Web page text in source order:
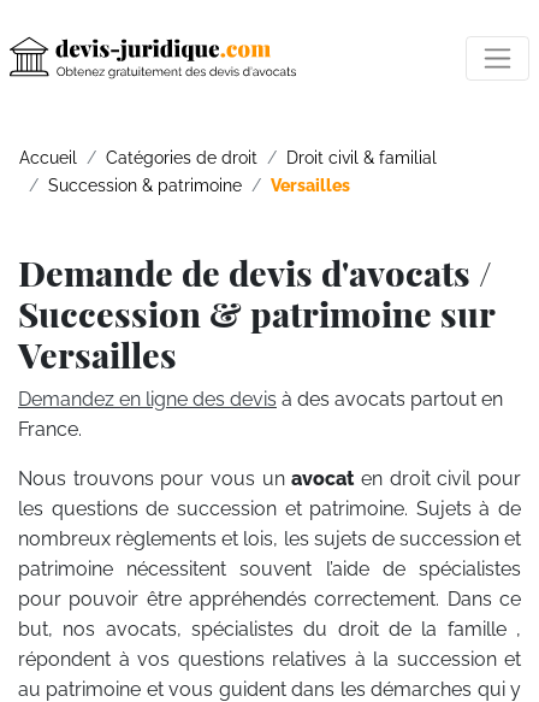
Accueil Catégories de droit
Droit civil & familial
Succession & patrimoine
Versailles
Demande de devis d'avocats /
Succession & patrimoine sur
Versailles
Demandez en ligne des devis à des avocats partout en
France.
Nous trouvons pour vous unavocaten droit civil pour
les questions de succession et patrimoine. Sujets à de
nombreux règlements et lois, les sujets de succession et
patrimoine nécessitent souvent l’aide de spécialistes
pour pouvoir être appréhendés correctement. Dans ce
but, nos avocats, spécialistes du droit de la famille ,
répondent à vos questions relatives à la succession et
au patrimoine et vous guident dans les démarches qui y